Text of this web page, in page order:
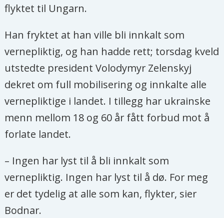
flyktet til Ungarn.
Han fryktet at han ville bli innkalt som
vernepliktig, og han hadde rett; torsdag kveld
utstedte president Volodymyr Zelenskyj
dekret om full mobilisering og innkalte alle
vernepliktige i landet. I tillegg har ukrainske
menn mellom 18 og 60 år fått forbud mot å
forlate landet.
– Ingen har lyst til å bli innkalt som
vernepliktig. Ingen har lyst til å dø. For meg
er det tydelig at alle som kan, flykter, sier
Bodnar.